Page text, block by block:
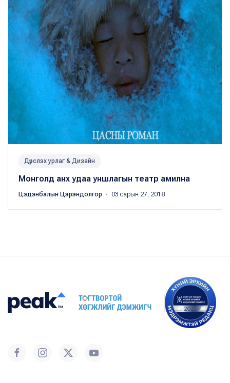
Дүрслэх урлаг & Дизайн
Монголд анх удаа уншлагын театр амилна
Цэдэнбалын Цэрэндолгор ・ 03 сарын 27, 2018